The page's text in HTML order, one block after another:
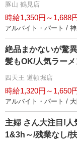
豚山 鶴見店
時給1,350円～1,688
アルバイト・パート /
絶品まかないが驚
髪もOK/人気ラー
四天王 道頓堀店
時給1,320円～1,650
アルバイト・パート /
主婦 さん大注目!人
1&3h～/残業なし/